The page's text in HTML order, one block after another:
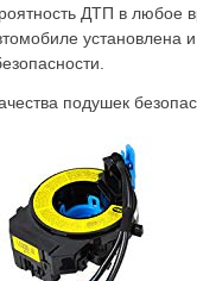
ДТП в любое
установлена
подушек